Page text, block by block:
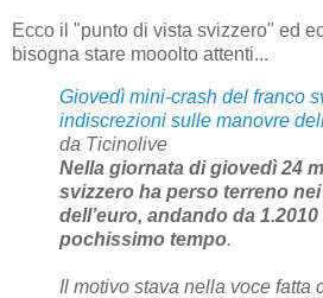
Ecco il "punto di vista svizzero" ed
bisogna stare mooolto attenti...
Giovedì mini-crash del franco
indiscrezioni sulle manovre
da Ticinolive
Nella giornata di giovedì 24
svizzero ha perso terreno
dell’euro, andando da 1.2010
pochissimo tempo.
Il motivo stava nella voce fatta